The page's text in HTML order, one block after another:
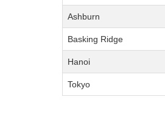
Ashburn
Basking Ridge
Hanoi
Tokyo